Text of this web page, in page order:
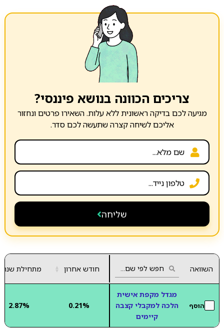
צריכים הכוונה בנושא פיננסי?
מגיעה לכם בדיקה ראשונית ללא עלות. השאירו פרטים ונחזור
אליכם לשיחה קצרה שתעשה לכם סדר.
שליחה
השוואה חודש אחרון ▲
▼ מתחילת שנה
הוסף
מגדל מקפת אישית
הלכה למקבלי קצבה
קיימים
0.21%
2.87%